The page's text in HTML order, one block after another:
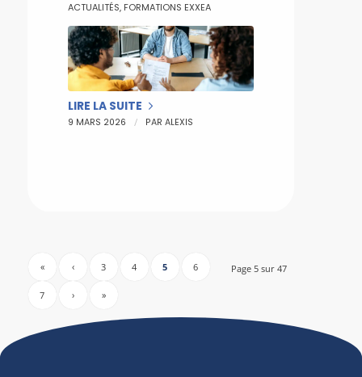
ACTUALITÉS, FORMATIONS EXXEA
LIRE LA SUITE
9 MARS 2026 / PAR ALEXIS
Page 5 sur 47
« ‹ 3 4 5 6
7 › »